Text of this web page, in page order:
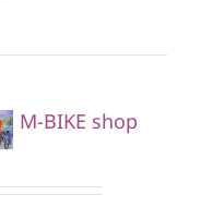
M-BIKE shop